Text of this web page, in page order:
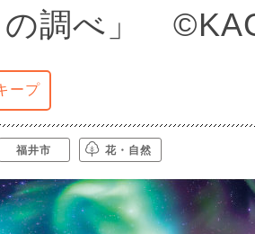
の調べ」
ープ
福井市 花・自然